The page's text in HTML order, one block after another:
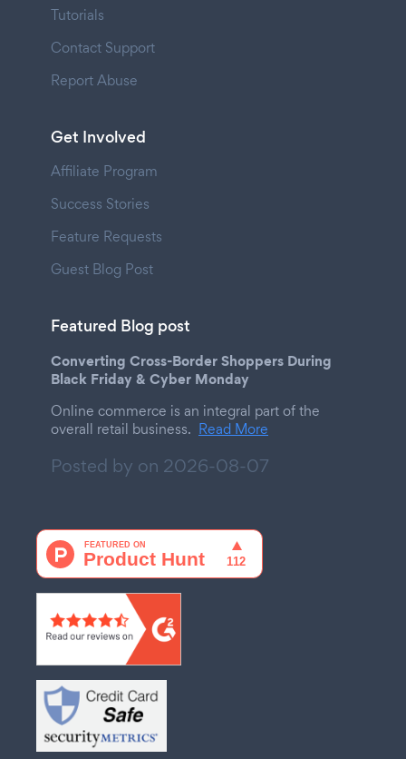
Tutorials
Contact Support
Report Abuse
Get Involved
Affiliate Program
Success Stories
Feature Requests
Guest Blog Post
Featured Blog post
Converting Cross-Border Shoppers During
Black Friday & Cyber Monday
Online commerce is an integral part of the
overall retail business. Read More
Posted by on 2026-08-07